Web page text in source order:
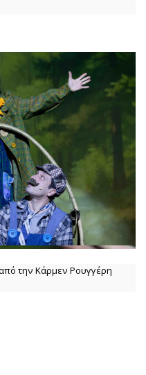
την Κάρμεν Ρουγγέρη